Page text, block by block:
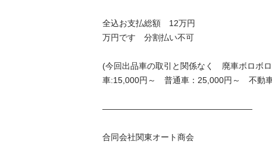
全込お支払総額　12万円
万円です　分割払い不可
(今回出品車の取引と関係なく　廃車ボロボ
車:15,000円～　普通車：25,000円～　不動
——————————————————
合同会社関東オート商会